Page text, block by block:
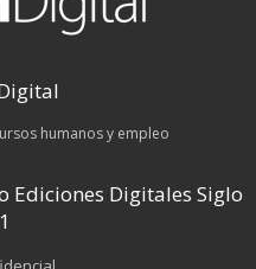
humanos y empleo
Ediciones Digitales Siglo